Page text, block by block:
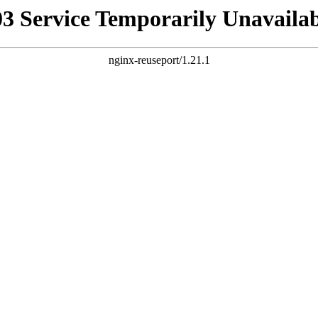
Service Temporarily
nginx-reuseport/1.21.1